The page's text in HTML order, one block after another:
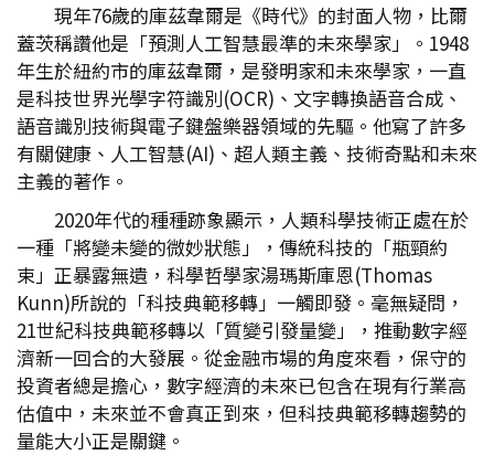
現年76歲的庫茲韋爾是《時代》的封面人物，比爾
蓋茨稱讚他是「預測人工智慧最準的未來學家」。1948
年生於紐約市的庫茲韋爾，是發明家和未來學家，一直
是科技世界光學字符識別(OCR)、文字轉換語音合成、
語音識別技術與電子鍵盤樂器領域的先驅。他寫了許多
有關健康、人工智慧(AI)、超人類主義、技術奇點和未來
主義的著作。
2020年代的種種跡象顯示，人類科學技術正處在於
一種「將變未變的微妙狀態」，傳統科技的「瓶頸約
束」正暴露無遺，科學哲學家湯瑪斯庫恩(Thomas
Kunn)所說的「科技典範移轉」一觸即發。毫無疑問，
21世紀科技典範移轉以「質變引發量變」，推動數字經
濟新一回合的大發展。從金融市場的角度來看，保守的
投資者總是擔心，數字經濟的未來已包含在現有行業高
估值中，未來並不會真正到來，但科技典範移轉趨勢的
量能大小正是關鍵。